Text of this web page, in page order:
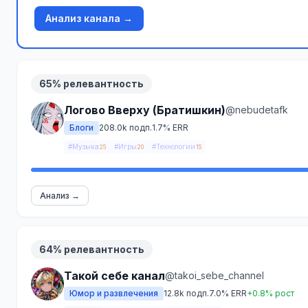
Анализ канала →
65% релевантность
Логово Вверху (Братишкин)@nebudetafk
Блоги 208.0k подп.1.7% ERR
#Музыка 25 #Игры 20 #Технологии 15
Анализ →
64% релевантность
Такой себе канал@takoi_sebe_channel
Юмор и развлечения 12.8k подп.7.0% ERR+0.8% рост